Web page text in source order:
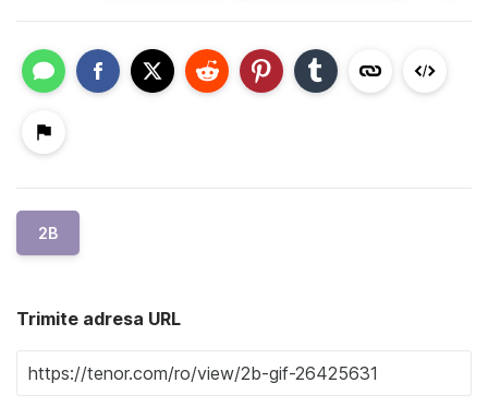
2B
Trimite adresa URL